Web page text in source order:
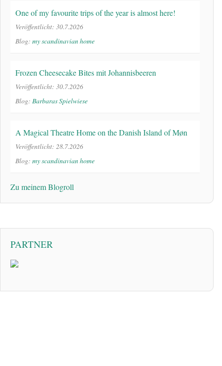
One of my favourite trips of the year is almost here!
Veröffentlicht: 30.7.2026
Blog: my scandinavian home
Frozen Cheesecake Bites mit Johannisbeeren
Veröffentlicht: 30.7.2026
Blog: Barbaras Spielwiese
A Magical Theatre Home on the Danish Island of Møn
Veröffentlicht: 28.7.2026
Blog: my scandinavian home
Zu meinem Blogroll
PARTNER